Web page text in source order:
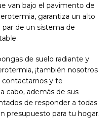
van bajo el pavimento de
garantiza un alto
de un sistema de
de suelo radiante y
¡también nosotros
contactarnos y te
cabo, además de sus
de responder a todas
presupuesto para tu hogar.